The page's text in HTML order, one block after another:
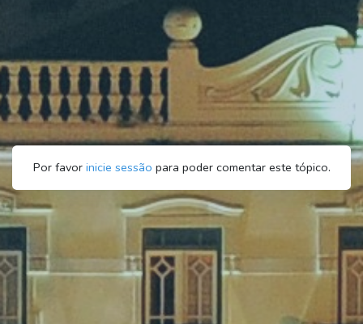
Por favor inicie sessão para poder comentar este tópico.